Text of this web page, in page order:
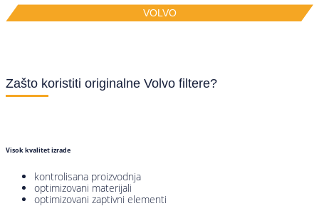
VOLVO
Zašto koristiti originalne Volvo filtere?
Visok kvalitet izrade
kontrolisana proizvodnja
optimizovani materijali
optimizovani zaptivni elementi